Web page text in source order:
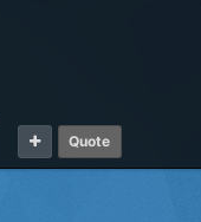
Quote